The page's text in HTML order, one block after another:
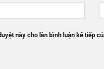
này cho lần bình luận kế tiếp